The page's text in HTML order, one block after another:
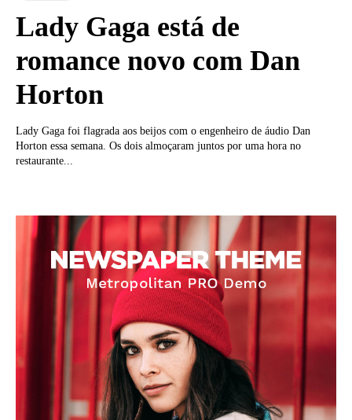
Lady Gaga está de
romance novo com Dan
Horton
Lady Gaga foi flagrada aos beijos com o engenheiro de áudio Dan
Horton essa semana. Os dois almoçaram juntos por uma hora no
restaurante...